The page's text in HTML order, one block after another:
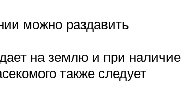
можно раздавить
на землю и при наличие
также следует